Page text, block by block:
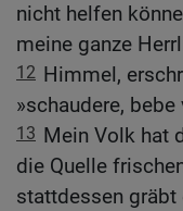
nicht helfen
meine ganze
12 Himmel,
»schaudere, bebe
13 Mein Volk hat
die Quelle
stattdessen